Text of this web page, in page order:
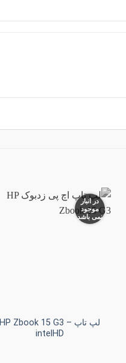
در انبار
موجود
نمی باشد
لپ تاپ HP Zbook 15 G3 –
intelHD